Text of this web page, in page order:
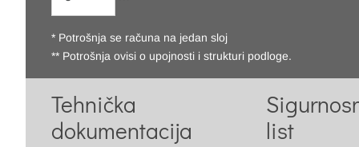
* Potrošnja se računa na jedan sloj
** Potrošnja ovisi o upojnosti i strukturi podloge.
Tehnička
dokumentacija
list